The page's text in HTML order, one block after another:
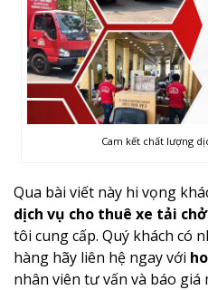
Cam kết chất lượng
Qua bài viết này hi vọng
dịch vụ cho thuê xe tải
tôi cung cấp. Quý khách có
hàng hãy liên hệ ngay với
nhân viên tư vấn và báo giá